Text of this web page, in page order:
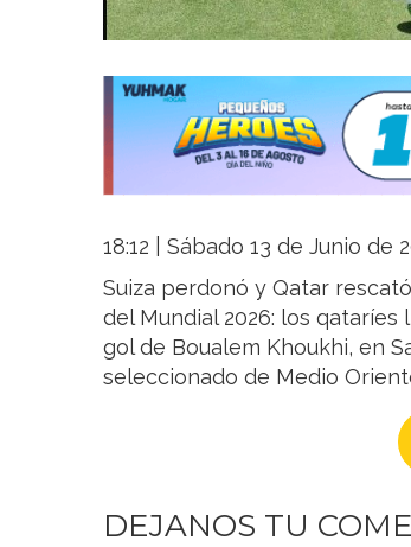
18:12 | Sábado 13 de Junio
Suiza perdonó y Qatar
del Mundial 2026: los qataríes
gol de Boualem Khoukhi, en
seleccionado de Medio
DEJANOS TU